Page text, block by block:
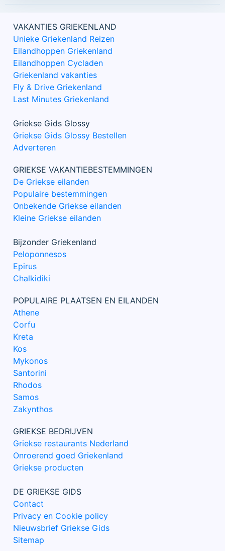
VAKANTIES GRIEKENLAND
Unieke Griekenland Reizen
Eilandhoppen Griekenland
Eilandhoppen Cycladen
Griekenland vakanties
Fly & Drive Griekenland
Last Minutes Griekenland
Griekse Gids Glossy
Griekse Gids Glossy Bestellen
Adverteren
GRIEKSE VAKANTIEBESTEMMINGEN
De Griekse eilanden
Populaire bestemmingen
Onbekende Griekse eilanden
Kleine Griekse eilanden
Bijzonder Griekenland
Peloponnesos
Epirus
Chalkidiki
POPULAIRE PLAATSEN EN EILANDEN
Athene
Corfu
Kreta
Kos
Mykonos
Santorini
Rhodos
Samos
Zakynthos
GRIEKSE BEDRIJVEN
Griekse restaurants Nederland
Onroerend goed Griekenland
Griekse producten
DE GRIEKSE GIDS
Contact
Privacy en Cookie policy
Nieuwsbrief Griekse Gids
Sitemap